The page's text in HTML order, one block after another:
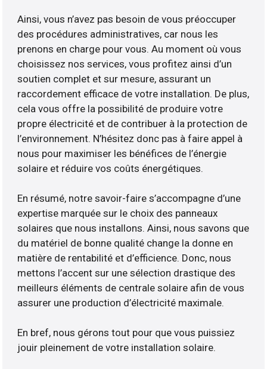
Ainsi, vous n’avez pas besoin de vous préoccuper
des procédures administratives, car nous les
prenons en charge pour vous. Au moment où vous
choisissez nos services, vous profitez ainsi d’un
soutien complet et sur mesure, assurant un
raccordement efficace de votre installation. De plus,
cela vous offre la possibilité de produire votre
propre électricité et de contribuer à la protection de
l’environnement. N’hésitez donc pas à faire appel à
nous pour maximiser les bénéfices de l’énergie
solaire et réduire vos coûts énergétiques.
En résumé, notre savoir-faire s’accompagne d’une
expertise marquée sur le choix des panneaux
solaires que nous installons. Ainsi, nous savons que
du matériel de bonne qualité change la donne en
matière de rentabilité et d’efficience. Donc, nous
mettons l’accent sur une sélection drastique des
meilleurs éléments de centrale solaire afin de vous
assurer une production d’électricité maximale.
En bref, nous gérons tout pour que vous puissiez
jouir pleinement de votre installation solaire.